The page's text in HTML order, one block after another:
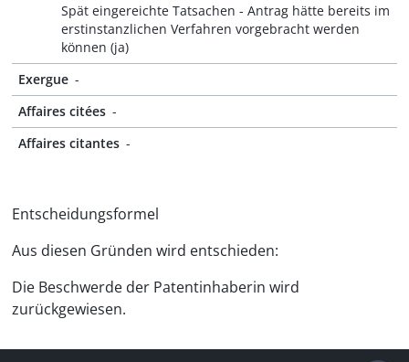
Spät eingereichte Tatsachen - Antrag hätte bereits im
erstinstanzlichen Verfahren vorgebracht werden
können (ja)
Exergue -
Affaires citées -
Affaires citantes -
Entscheidungsformel
Aus diesen Gründen wird entschieden:
Die Beschwerde der Patentinhaberin wird
zurückgewiesen.